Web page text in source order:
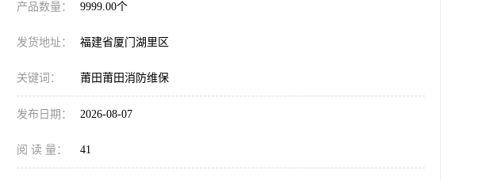
产品数量： 9999.00个
发货地址： 福建省厦门湖里区
关键词： 莆田莆田消防维保
发布日期： 2026-08-07
阅 读 量： 41